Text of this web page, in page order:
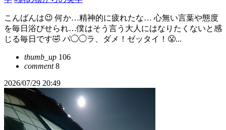
こんばんは😉 何か…精神的に疲れたな… 心無い言葉や態度
を毎日浴びせられ…僕はそう言う大人にはなりたくないと感
じる毎日です🤣 パ◯◯ラ、ダメ！ゼッタイ！😤...
thumb_up 106
comment8
2026/07/29 20:49